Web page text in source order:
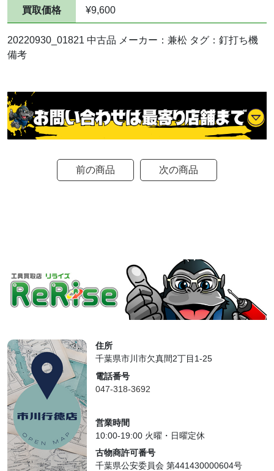
買取価格 ¥9,600
20220930_01821 中古品 メーカー：兼松 タグ：釘打ち機
備考
前の商品 次の商品
住所
千葉県市川市欠真間2丁目1-25
電話番号
047-318-3692
営業時間
10:00-19:00 火曜・日曜定休
古物商許可番号
千葉県公安委員会 第441430000604号